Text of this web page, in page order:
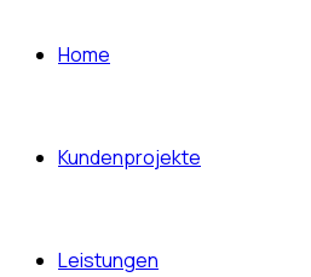
Home
Kundenprojekte
Leistungen